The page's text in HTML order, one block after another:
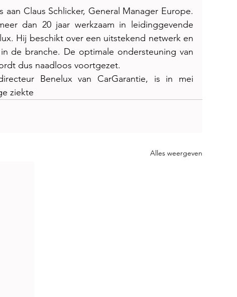
Claus Schlicker, General Manager Europe.
dan 20 jaar werkzaam in leidinggevende
Hij beschikt over een uitstekend netwerk en
de branche. De optimale ondersteuning van
dus naadloos voortgezet.
Benelux van CarGarantie, is in mei
ziekte
Alles weergeven